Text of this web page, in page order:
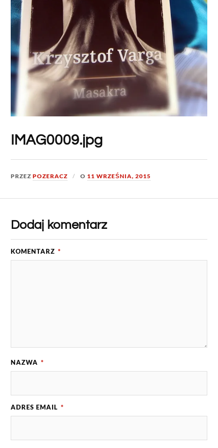
IMAG0009.jpg
PRZEZPOZERACZ O 11 WRZEŚNIA, 2015
Dodaj komentarz
KOMENTARZ *
NAZWA *
ADRES EMAIL *